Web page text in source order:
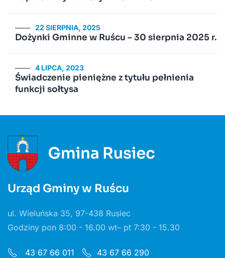
22 SIERPNIA, 2025
Dożynki Gminne w Ruścu – 30 sierpnia 2025 r.
4 LIPCA, 2023
Świadczenie pieniężne z tytułu pełnienia
funkcji sołtysa
Urząd Gminy w Ruścu
ul. Wieluńska 35, 97-438 Rusiec
Godziny pon 8:00 - 16.00 wt– pt 7:30 - 15.30
43 67 66 011
43 67 66 290